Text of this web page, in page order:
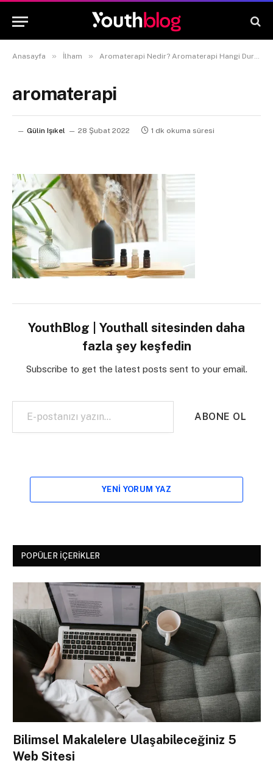
Anasayfa » İlham » Aromaterapi Nedir? Aromaterapi Hangi Durumlarda Uygulanır?
aromaterapi
Gülin Işıkel 28 Şubat 2022 1 dk okuma süresi
YouthBlog | Youthall sitesinden daha
fazla şey keşfedin
Subscribe to get the latest posts sent to your email.
E-postanızı yazın…
ABONE OL
YENI YORUM YAZ
POPÜLER İÇERIKLER
Bilimsel Makalelere Ulaşabileceğiniz 5
Web Sitesi